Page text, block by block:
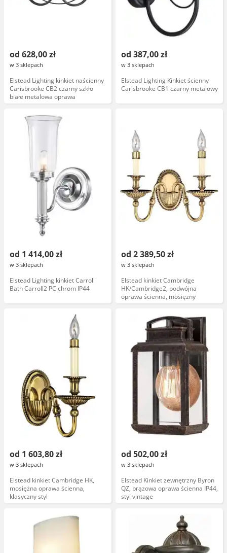
od 628,00 zł
w 3 sklepach
Elstead Lighting kinkiet naścienny
Carisbrooke CB2 czarny szkło
białe metalowa oprawa
od 387,00 zł
w 3 sklepach
Elstead Lighting Kinkiet ścienny
Carisbrooke CB1 czarny metalowy
od 1 414,00 zł
w 3 sklepach
Elstead Lighting kinkiet Carroll
Bath Carroll2 PC chrom IP44
od 2 389,50 zł
w 3 sklepach
Elstead kinkiet Cambridge
HK/Cambridge2, podwójna
oprawa ścienna, mosiężny
od 1 603,80 zł
w 3 sklepach
Elstead kinkiet Cambridge HK,
mosiężna oprawa ścienna,
klasyczny styl
od 502,00 zł
w 3 sklepach
Elstead Kinkiet zewnętrzny Byron
QZ, brązowa oprawa ścienna IP44,
styl vintage